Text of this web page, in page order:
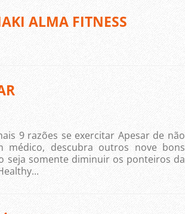
ALMA FITNESS
9 razões se exercitar Apesar de não
médico, descubra outros nove bons
seja somente diminuir os ponteiros da